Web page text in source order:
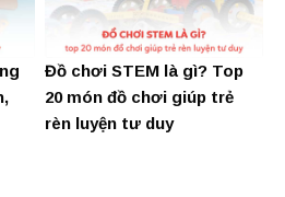
Đồ chơi STEM là gì? Top
20 món đồ chơi giúp trẻ
rèn luyện tư duy